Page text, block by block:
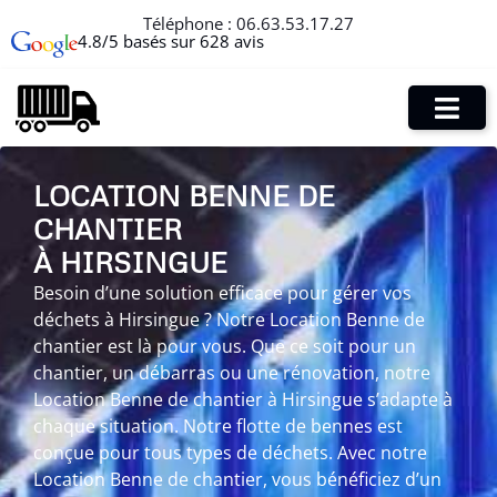
Téléphone : 06.63.53.17.27
4.8/5 basés sur 628 avis
LOCATION BENNE DE
CHANTIER
À HIRSINGUE
Besoin d’une solution efficace pour gérer vos
déchets à Hirsingue ? Notre Location Benne de
chantier est là pour vous. Que ce soit pour un
chantier, un débarras ou une rénovation, notre
Location Benne de chantier à Hirsingue s’adapte à
chaque situation. Notre flotte de bennes est
conçue pour tous types de déchets. Avec notre
Location Benne de chantier, vous bénéficiez d’un